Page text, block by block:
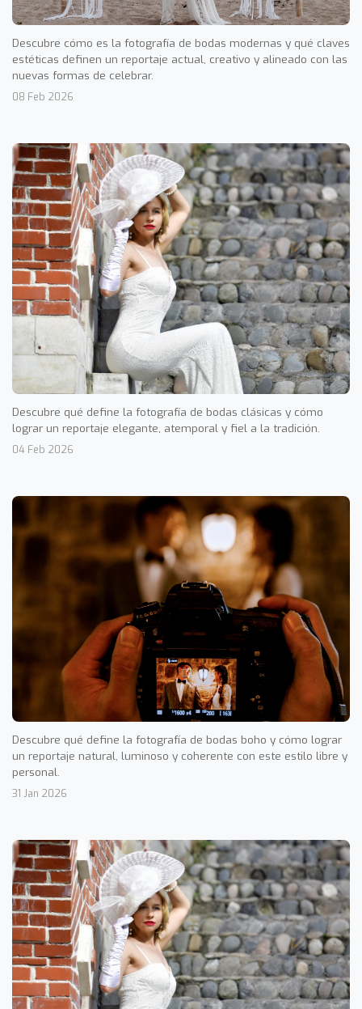
Descubre cómo es la fotografía de bodas modernas y qué claves
estéticas definen un reportaje actual, creativo y alineado con las
nuevas formas de celebrar.
08 Feb 2026
Descubre qué define la fotografía de bodas clásicas y cómo
lograr un reportaje elegante, atemporal y fiel a la tradición.
04 Feb 2026
Descubre qué define la fotografía de bodas boho y cómo lograr
un reportaje natural, luminoso y coherente con este estilo libre y
personal.
31 Jan 2026